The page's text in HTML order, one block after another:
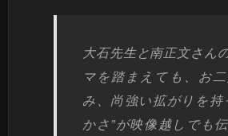
大石先生と南正文さん
マを踏まえても、お
み、尚強い拡がりを持
かさ”が映像越しでも